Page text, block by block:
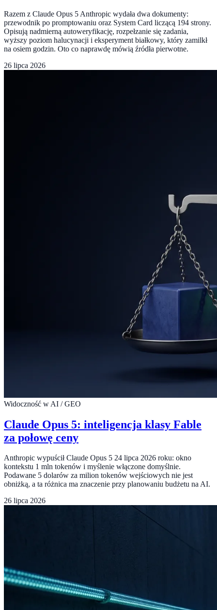
Razem z Claude Opus 5 Anthropic wydała dwa dokumenty:
przewodnik po promptowaniu oraz System Card liczącą 194 strony.
Opisują nadmierną autoweryfikację, rozpełzanie się zadania,
wyższy poziom halucynacji i eksperyment białkowy, który zamilkł
na osiem godzin. Oto co naprawdę mówią źródła pierwotne.
26 lipca 2026
Widoczność w AI / GEO
Claude Opus 5: inteligencja klasy Fable
za połowę ceny
Anthropic wypuścił Claude Opus 5 24 lipca 2026 roku: okno
kontekstu 1 mln tokenów i myślenie włączone domyślnie.
Podawane 5 dolarów za milion tokenów wejściowych nie jest
obniżką, a ta różnica ma znaczenie przy planowaniu budżetu na AI.
26 lipca 2026